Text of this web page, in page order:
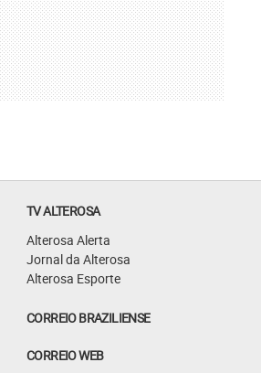
TV ALTEROSA
Alterosa Alerta
Jornal da Alterosa
Alterosa Esporte
CORREIO BRAZILIENSE
CORREIO WEB